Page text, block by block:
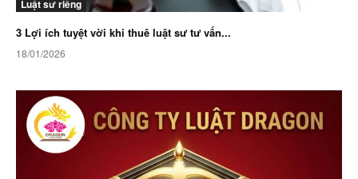
Luật sư riêng
3 Lợi ích tuyệt vời khi thuê luật sư tư vấn...
18/01/2026